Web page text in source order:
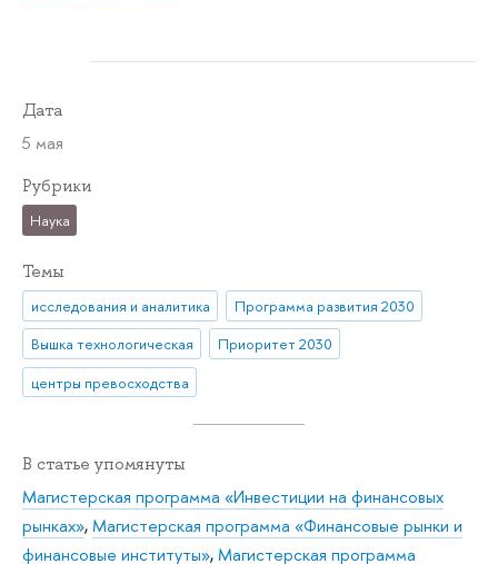
Дата
5 мая
Рубрики
Наука
Темы
исследования и аналитика
Программа развития 2030
Вышка технологическая
Приоритет 2030
центры превосходства
В статье упомянуты
Магистерская программа «Инвестиции на финансовых
рынках»,Магистерская программа «Финансовые рынки и
финансовые институты»,Магистерская программа